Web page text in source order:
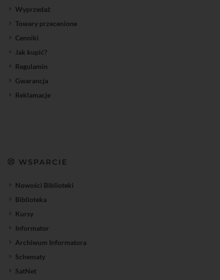
Wyprzedaż
Towary przecenione
Cenniki
Jak kupić?
Regulamin
Gwarancja
Reklamacje
WSPARCIE
Nowości Biblioteki
Biblioteka
Kursy
Informator
Archiwum Informatora
Schematy
SatNet